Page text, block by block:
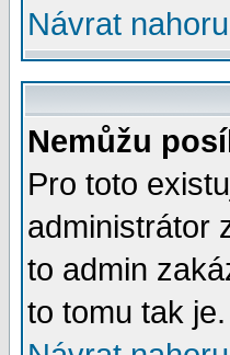
Návrat nahoru
Nemůžu
Pro toto
administrátor
to admin
to tomu tak je.